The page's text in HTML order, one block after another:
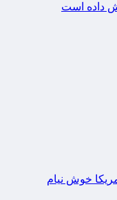
داده است
خوش نیام